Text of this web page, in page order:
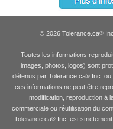
© 2026 Tolerance.ca®
Toutes les informations
images, photos, logos) sont
détenus par Tolerance.ca® Inc.
ces informations ne peut être
modification, reproduction à
commerciale ou réutilisation du
Tolerance.ca® Inc. est